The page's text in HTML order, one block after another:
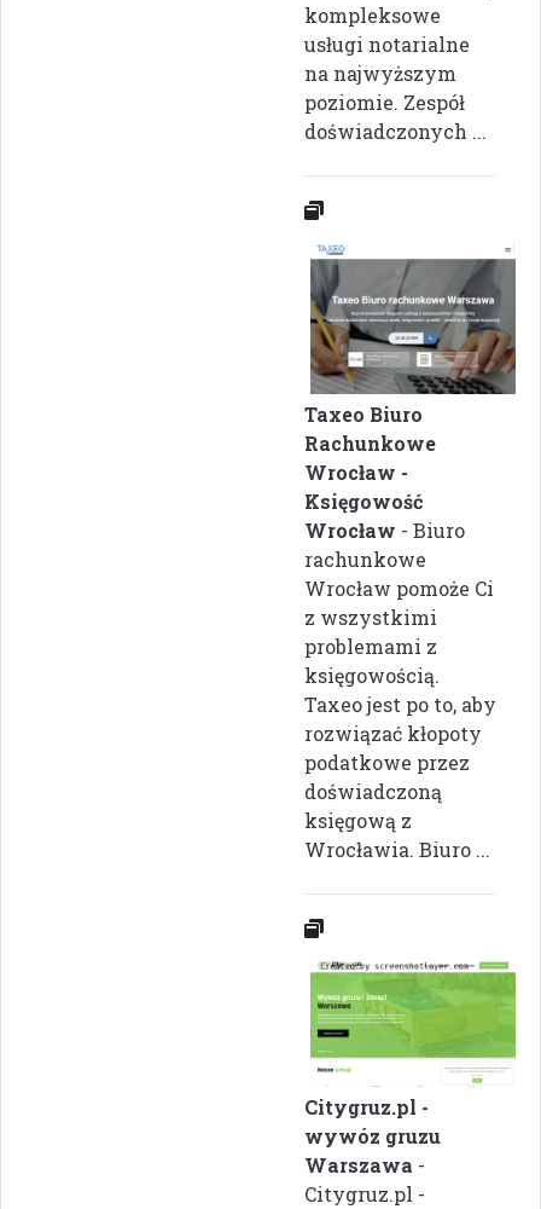
kompleksowe
usługi notarialne
na najwyższym
poziomie. Zespół
doświadczonych ...
Taxeo Biuro
Rachunkowe
Wrocław -
Księgowość
Wrocław - Biuro
rachunkowe
Wrocław pomoże Ci
z wszystkimi
problemami z
księgowością.
Taxeo jest po to, aby
rozwiązać kłopoty
podatkowe przez
doświadczoną
księgową z
Wrocławia. Biuro ...
Citygruz.pl -
wywóz gruzu
Warszawa -
Citygruz.pl -